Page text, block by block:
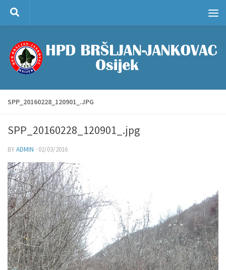
Skip to content
SPP_20160228_120901_.JPG
SPP_20160228_120901_.jpg
BYADMIN · 02/03/2016